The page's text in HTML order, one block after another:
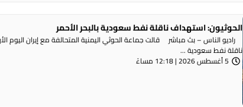
الحوثيون: استهداف ناقلة نفط سعودية بالبحر الأحمر
راديو الناس – بث مباشر قالت جماعة الحوثي ​اليمنية المتحالفة ​مع إيران اليوم
ناقلة نفط سعودية ...
5 أغسطس 2026 | 12:18 مساءً